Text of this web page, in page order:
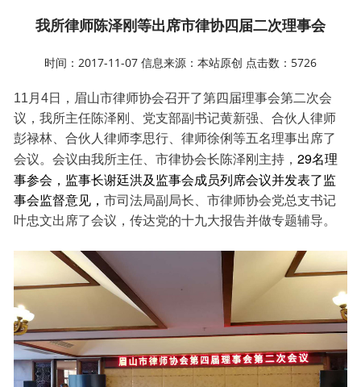
我所律师陈泽刚等出席市律协四届二次理事会
时间：2017-11-07 信息来源：本站原创 点击数：5726
11月4日，眉山市律师协会召开了第四届理事会第二次会
议，我所主任陈泽刚、党支部副书记黄新强、合伙人律师
彭禄林、合伙人律师李思行、律师徐俐等五名理事出席了
会议。会议由我所主任、市律协会长陈泽刚主持，29名理
事参会，监事长谢廷洪及监事会成员列席会议并发表了监
事会监督意见，市司法局副局长、市律师协会党总支书记
叶忠文出席了会议，传达党的十九大报告并做专题辅导。